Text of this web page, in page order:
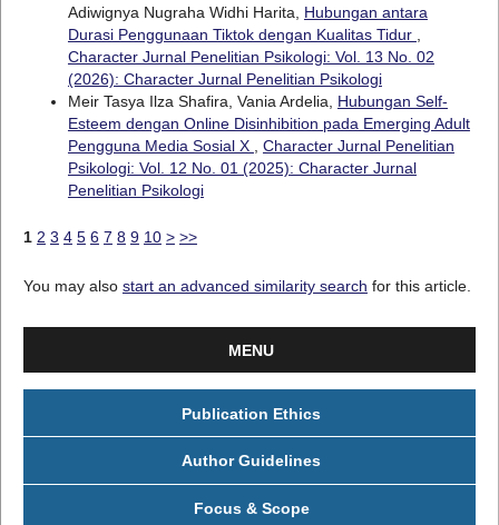
Adiwignya Nugraha Widhi Harita, Hubungan antara
Durasi Penggunaan Tiktok dengan Kualitas Tidur
Character Jurnal Penelitian Psikologi: Vol. 13 No. 02
(2026): Character Jurnal Penelitian Psikologi
Meir Tasya Ilza Shafira, Vania Ardelia, Hubungan Self-
Esteem dengan Online Disinhibition pada Emerging Adult
Pengguna Media Sosial X
Character Jurnal Penelitian
Psikologi: Vol. 12 No. 01 (2025): Character Jurnal
Penelitian Psikologi
1 2 3 4 5 6 7 8 9 10 > >>
You may also start an advanced similarity search for this article.
MENU
Publication Ethics
Author Guidelines
Focus & Scope